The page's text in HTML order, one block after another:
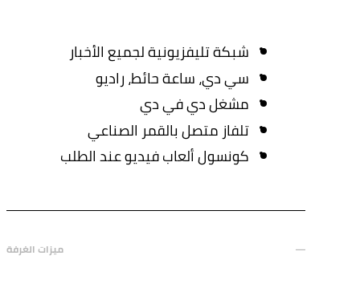
شبكة تليفزيونية لجميع الأخبار
سي دي، ساعة حائط، راديو
مشغل دي في دي
تلفاز متصل بالقمر الصناعي
كونسول ألعاب فيديو عند الطلب
ميزات الغرفة